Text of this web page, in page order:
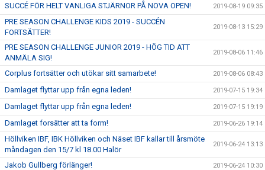
SUCCÉ FÖR HELT VANLIGA STJÄRNOR PÅ NOVA OPEN! 2019-08-19 09:35
PRE SEASON CHALLENGE KIDS 2019 - SUCCÉN
FORTSÄTTER!
2019-08-13 15:29
PRE SEASON CHALLENGE JUNIOR 2019 - HÖG TID ATT
ANMÄLA SIG!
2019-08-06 11:46
Corplus fortsätter och utökar sitt samarbete! 2019-08-06 08:43
Damlaget flyttar upp från egna leden! 2019-07-15 19:34
Damlaget flyttar upp från egna leden! 2019-07-15 19:19
Damlaget forsätter att ta form! 2019-06-26 19:14
Höllviken IBF, IBK Höllviken och Näset IBF kallar till årsmöte
måndagen den 15/7 kl 18.00 Halör
2019-06-24 13:13
Jakob Gullberg förlänger! 2019-06-24 10:30